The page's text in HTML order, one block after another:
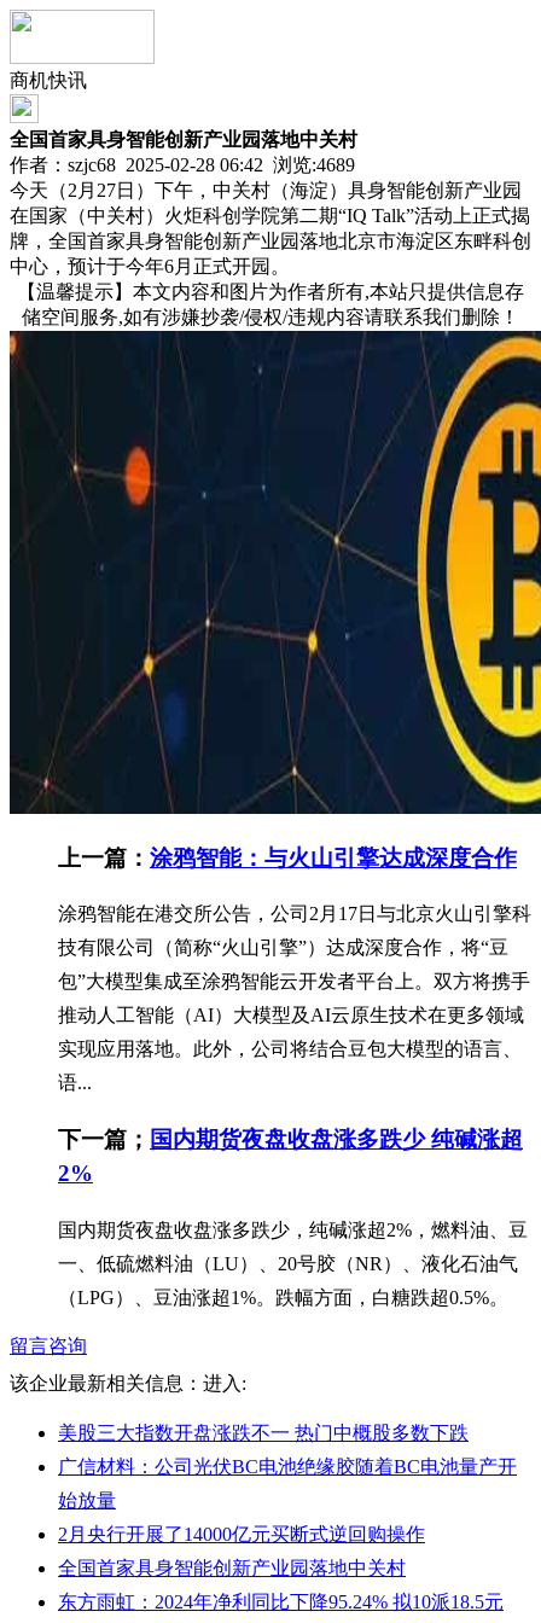
商机快讯
全国首家具身智能创新产业园落地中关村
作者：szjc68 2025-02-28 06:42 浏览:4689
今天（2月27日）下午，中关村（海淀）具身智能创新产业园
在国家（中关村）火炬科创学院第二期“IQ Talk”活动上正式揭
牌，全国首家具身智能创新产业园落地北京市海淀区东畔科创
中心，预计于今年6月正式开园。
【温馨提示】本文内容和图片为作者所有,本站只提供信息存
储空间服务,如有涉嫌抄袭/侵权/违规内容请联系我们删除！
上一篇： 涂鸦智能：与火山引擎达成深度合作
涂鸦智能在港交所公告，公司2月17日与北京火山引擎科
技有限公司（简称“火山引擎”）达成深度合作，将“豆
包”大模型集成至涂鸦智能云开发者平台上。双方将携手
推动人工智能（AI）大模型及AI云原生技术在更多领域
实现应用落地。此外，公司将结合豆包大模型的语言、
语...
下一篇； 国内期货夜盘收盘涨多跌少 纯碱涨超
2%
国内期货夜盘收盘涨多跌少，纯碱涨超2%，燃料油、豆
一、低硫燃料油（LU）、20号胶（NR）、液化石油气
（LPG）、豆油涨超1%。跌幅方面，白糖跌超0.5%。
留言咨询
该企业最新相关信息： 进入:
美股三大指数开盘涨跌不一 热门中概股多数下跌
广信材料：公司光伏BC电池绝缘胶随着BC电池量产开
始放量
2月央行开展了14000亿元买断式逆回购操作
全国首家具身智能创新产业园落地中关村
东方雨虹：2024年净利同比下降95.24% 拟10派18.5元